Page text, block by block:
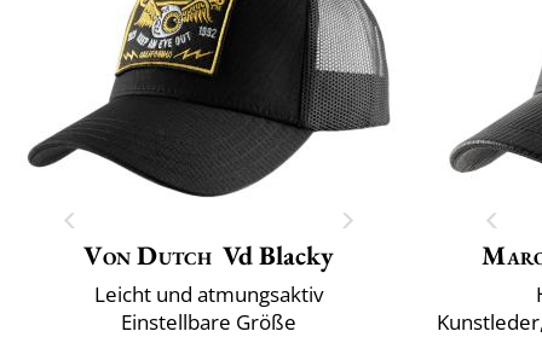
Von Dutch Vd Blacky
Leicht und atmungsaktiv
Einstellbare Größe